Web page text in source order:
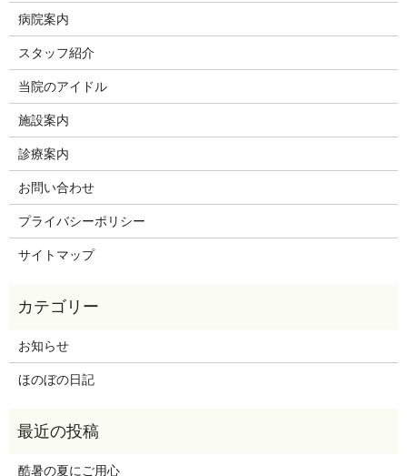
病院案内
スタッフ紹介
当院のアイドル
施設案内
診療案内
お問い合わせ
プライバシーポリシー
サイトマップ
お知らせ
ほのぼの日記
酷暑の夏にご用心